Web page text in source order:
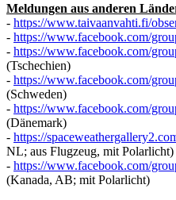
Meldungen aus anderen
- https://www.taivaanvahti.fi/
- https://www.facebook.com/
- https://www.facebook.com/
(Tschechien)
- https://www.facebook.com/
(Schweden)
- https://www.facebook.com/
(Dänemark)
- https://
NL; aus Flugzeug, mit Polarlicht)
- https://www.facebook.com/
(Kanada, AB; mit Polarlicht)